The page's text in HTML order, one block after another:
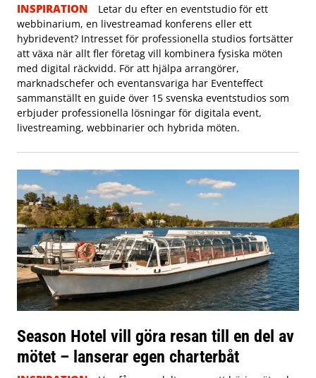
INSPIRATION
Letar du efter en eventstudio för ett
webbinarium, en livestreamad konferens eller ett
hybridevent? Intresset för professionella studios fortsätter
att växa när allt fler företag vill kombinera fysiska möten
med digital räckvidd. För att hjälpa arrangörer,
marknadschefer och eventansvariga har Eventeffect
sammanställt en guide över 15 svenska eventstudios som
erbjuder professionella lösningar för digitala event,
livestreaming, webbinarier och hybrida möten.
Season Hotel vill göra resan till en del av
mötet – lanserar egen charterbåt